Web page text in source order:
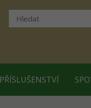
PŘÍSLUŠENSTVÍ